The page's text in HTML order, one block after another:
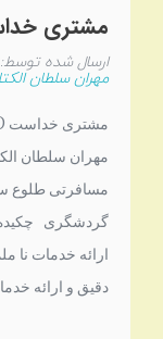
مشتری
ارسال شده توسط:
مهران سلطان
مهران سلطان
مسافرتی طلوع
گردشگری
ارائه خدمات نا
دقیق و ارائه